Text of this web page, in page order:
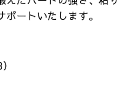
ートいたします。